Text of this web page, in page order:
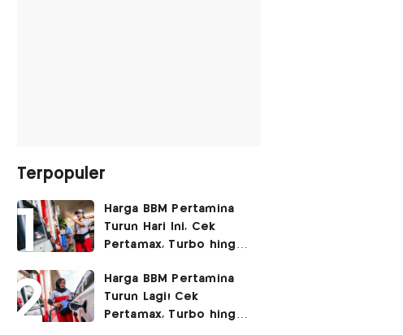
Terpopuler
Harga BBM Pertamina
Turun Hari Ini, Cek
Pertamax, Turbo hingga
2026
Harga BBM Pertamina
Turun Lagi! Cek
Pertamax, Turbo hingga